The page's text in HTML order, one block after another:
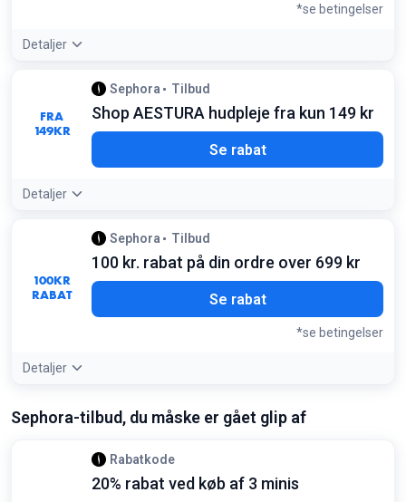
*se betingelser
Detaljer
Tilbudsdetaljer:
Dette tilbud er eksklusivt for medlemmer,
der handler via Sephora-appen under App Week
Betingelser:
Kræver medlemskab og brug af Sephora-appen
FRA
149KR
Sephora Tilbud
Shop AESTURA hudpleje fra kun 149 kr
Se rabat
Detaljer
Tilbudsdetaljer:
Oplev de nyeste K-beauty trends med
AESTURA, som nu er tilgængelig hos Sephora
100KR
RABAT
Sephora Tilbud
100 kr. rabat på din ordre over 699 kr
Se rabat
*se betingelser
Detaljer
din unikke voucher direkte i din indbakke
Gælder ved køb for mindst 699 kr. for nye
Sephora-tilbud, du måske er gået glip af
Rabatkode
20% rabat ved køb af 3 minis